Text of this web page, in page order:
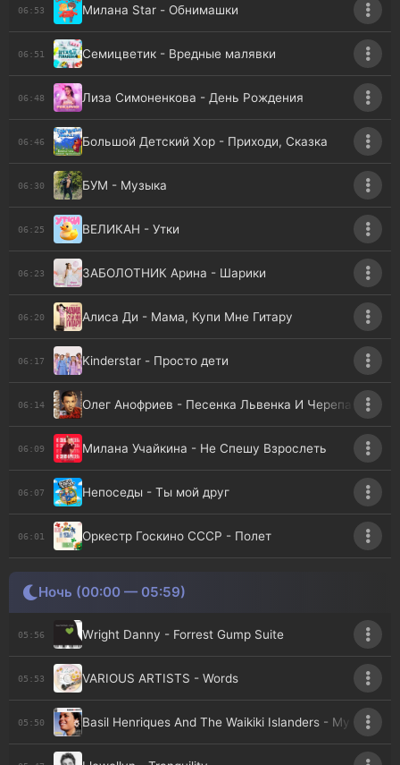
06:53 Милана Star - Обнимашки
06:51 Семицветик - Вредные малявки
06:48 Лиза Симоненкова - День Рождения
06:46 Большой Детский Хор - Приходи, Сказка
06:30 БУМ - Музыка
06:25 ВЕЛИКАН - Утки
06:23 ЗАБОЛОТНИК Арина - Шарики
06:20 Алиса Ди - Мама, Купи Мне Гитару
06:17 Kinderstar - Просто дети
06:14 Олег Анофриев - Песенка Львенка И Черепахи
06:09 Милана Учайкина - Не Спешу Взрослеть
06:07 Непоседы - Ты мой друг
06:01 Оркестр Госкино СССР - Полет
Ночь (00:00 — 05:59)
05:56 Wright Danny - Forrest Gump Suite
05:53 VARIOUS ARTISTS - Words
05:50 Basil Henriques And The Waikiki Islanders - My Cherie